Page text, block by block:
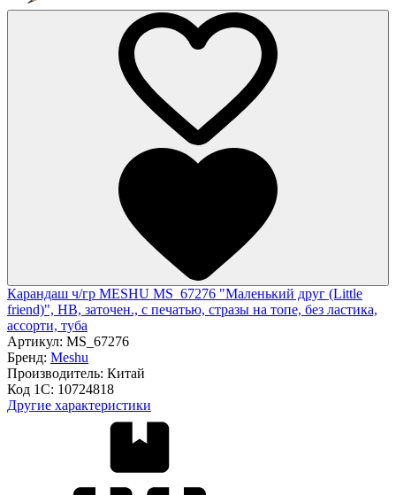
Карандаш ч/гр MESHU MS_67276 "Маленький друг (Little
friend)", HB, заточен., с печатью, стразы на топе, без ластика,
ассорти, туба
Артикул: MS_67276
Бренд: Meshu
Производитель: Китай
Код 1С: 10724818
Другие характеристики